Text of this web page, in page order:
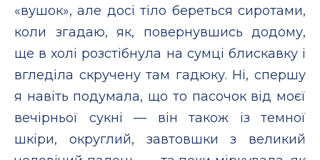
«вушок», але досі тіло береться сиротами,
коли згадаю, як, повернувшись додому,
ще в холі розстібнула на сумці блискавку і
вгледіла скручену там гадюку. Ні, спершу
я навіть подумала, що то пасочок від моєї
вечірньої сукні — він також із темної
шкіри, округлий, завтовшки з великий